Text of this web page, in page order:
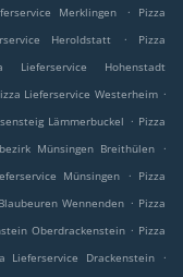
Merklingen .
Pizza
Heroldstatt .
Pizza
Lieferservice Hohenstadt
Lieferservice Westerheim .
Lämmerbuckel . Pizza
Münsingen Breithülen
.
Münsingen . Pizza
Wennenden . Pizza
Oberdrackenstein . Pizza
Lieferservice Drackenstein
.